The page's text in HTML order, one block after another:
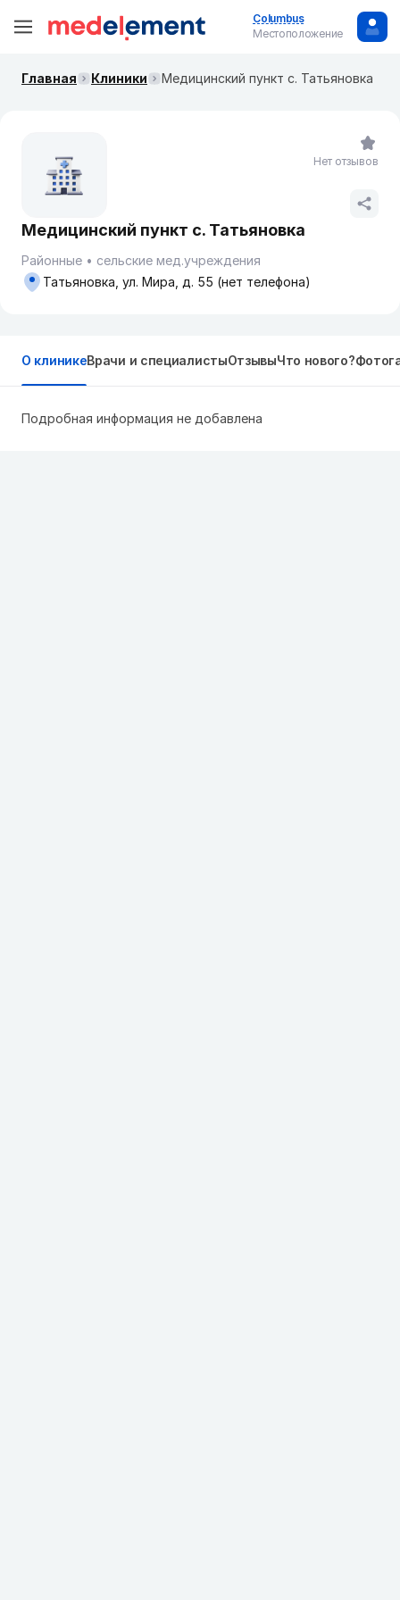
Columbus
Местоположение
Главная Клиники Медицинский пункт с. Татьяновка
Медицинский пункт с. Татьяновка
Районные
сельские мед.учреждения
Татьяновка, ул. Мира, д. 55 (нет телефона)
Нет отзывов
О клиникеВрачи и специалистыОтзывыЧто нового?
Подробная информация не добавлена